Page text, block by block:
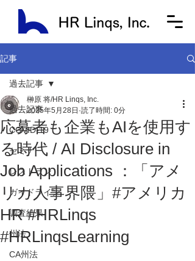
記事
過去記事
COVID-19
セミナー
レストラン
ガイドライン
調査結果
州法
CA州法
過去記事
応募者も企業もAIを使用す
る時代 / AI Disclosure in
Job Applications ：「アメ
リカ人事界隈」#アメリカ
HR #HRLinqs
#HRLinqsLearning
榊原 将/HR Linqs, Inc.
2025年5月28日 読了時間: 0分